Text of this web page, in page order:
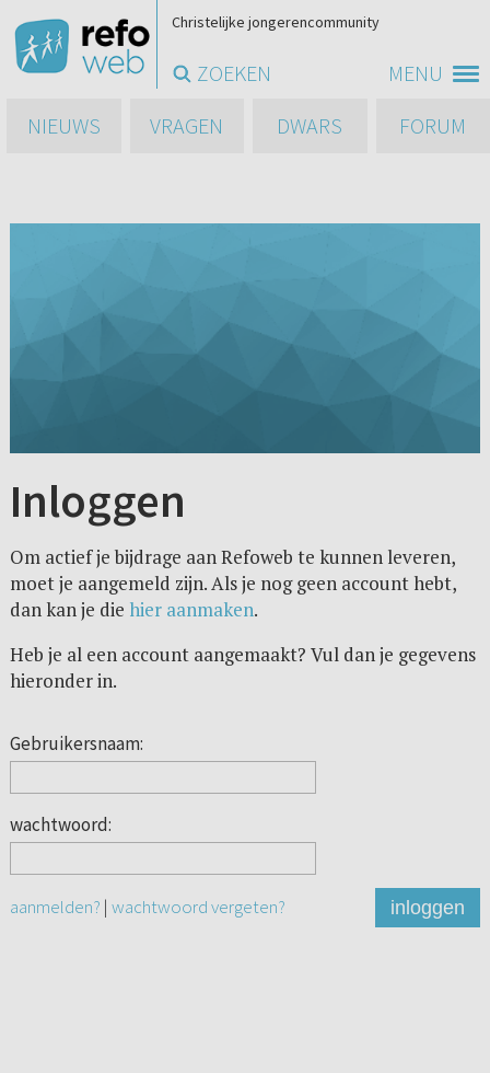
MENU
Christelijke jongerencommunity
ZOEKEN
NIEUWS
VRAGEN DWARS FORUM
Inloggen
Om actief je bijdrage aan Refoweb te kunnen leveren,
moet je aangemeld zijn. Als je nog geen account hebt,
dan kan je die hier aanmaken.
Heb je al een account aangemaakt? Vul dan je gegevens
hieronder in.
Gebruikersnaam:
wachtwoord:
aanmelden? | wachtwoord vergeten? inloggen